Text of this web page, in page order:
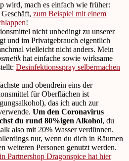
wird, mach es einfach wie früher:
zum Beispiel mit einem
!
nicht unbedingt zu unserer
und im Privatgebrauch eigentlich
vielleicht nicht anders. Mein
hat einfache sowie wirksame
Desinfektionsspray selbermachen
und obendrein eins der
für Oberflächen ist
das ich auch zur
Um den Coronavirus
du rund 80%igen Alkohol, du
also mit 20% Wasser verdünnen.
nur, wenn du dich in Räumen
weiteren Personen genutzt werden.
Partnershop Dragonspice hat hier